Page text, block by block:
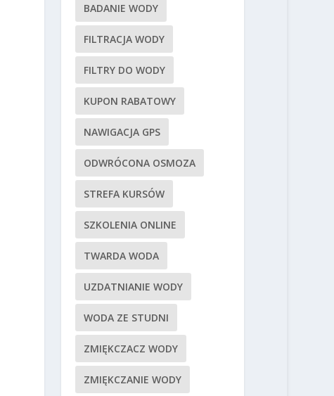
BADANIE WODY
FILTRACJA WODY
FILTRY DO WODY
KUPON RABATOWY
NAWIGACJA GPS
ODWRÓCONA OSMOZA
STREFA KURSÓW
SZKOLENIA ONLINE
TWARDA WODA
UZDATNIANIE WODY
WODA ZE STUDNI
ZMIĘKCZACZ WODY
ZMIĘKCZANIE WODY